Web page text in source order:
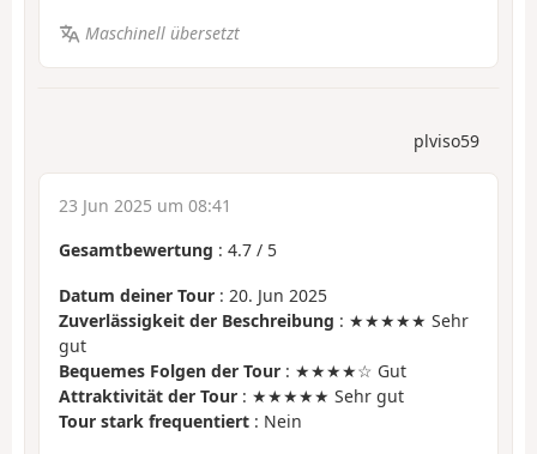
Maschinell übersetzt
plviso59
23 Jun 2025 um 08:41
Gesamtbewertung : 4.7 / 5
Datum deiner Tour : 20. Jun 2025
Zuverlässigkeit der Beschreibung : ★★★★★ Sehr
gut
Bequemes Folgen der Tour : ★★★★☆ Gut
Attraktivität der Tour : ★★★★★ Sehr gut
Tour stark frequentiert : Nein